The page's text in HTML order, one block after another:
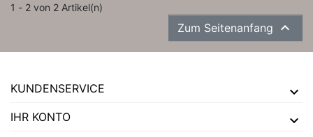
1 - 2 von 2 Artikel(n)
Zum Seitenanfang 
KUNDENSERVICE
IHR KONTO